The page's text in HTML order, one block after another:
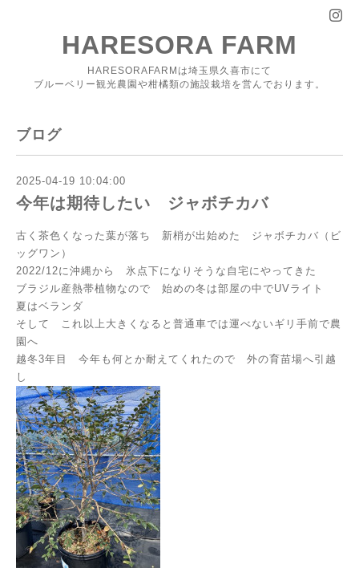
HARESORA FARM
HARESORAFARMは埼玉県久喜市にて
ブルーベリー観光農園や柑橘類の施設栽培を営んでおります。
ブログ
2025-04-19 10:04:00
今年は期待したい ジャボチカバ
古く茶色くなった葉が落ち 新梢が出始めた ジャボチカバ（ビ
ッグワン）
2022/12に沖縄から 氷点下になりそうな自宅にやってきた
ブラジル産熱帯植物なので 始めの冬は部屋の中でUVライト
夏はベランダ
そして これ以上大きくなると普通車では運べないギリ手前で農
園へ
越冬3年目 今年も何とか耐えてくれたので 外の育苗場へ引越
し